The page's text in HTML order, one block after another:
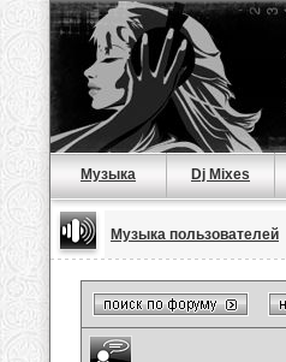
Музыка Dj Mixes
Музыка пользователей